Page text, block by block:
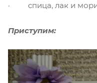
· спица, лак и
Приступим: